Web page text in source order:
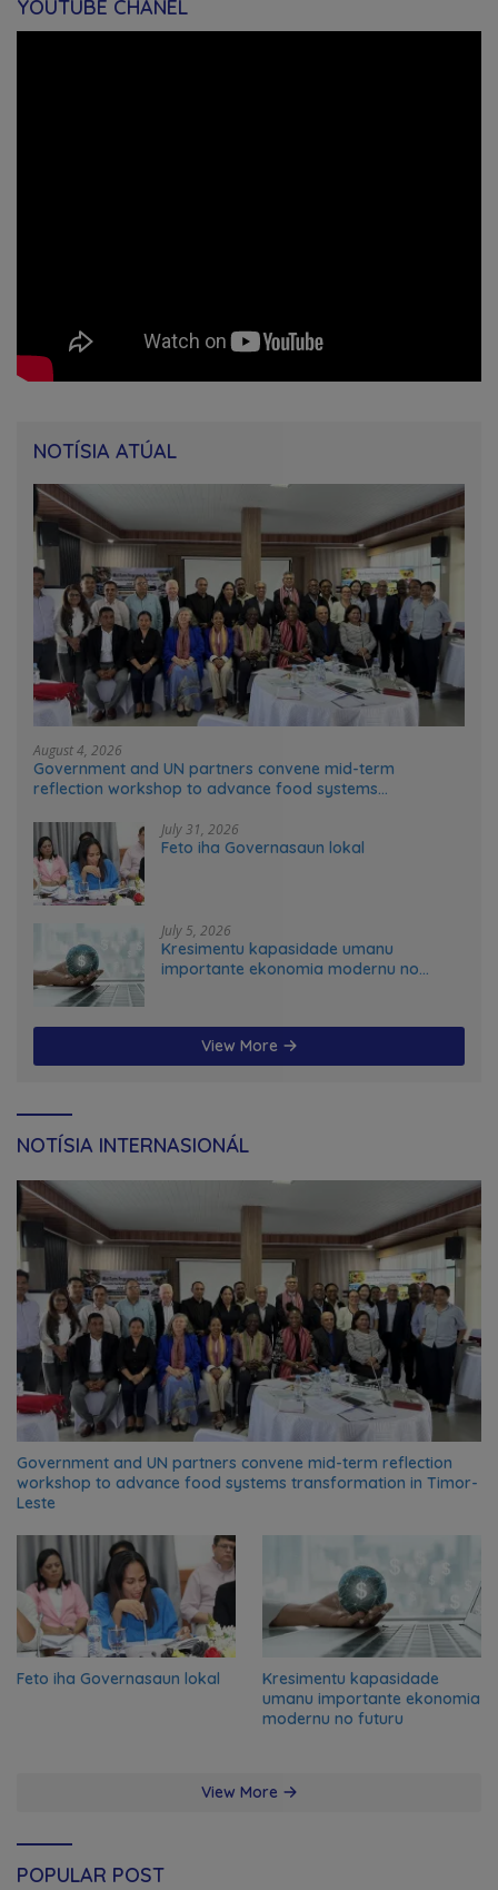
YOUTUBE CHANEL
NOTÍSIA ATÚAL
August 4, 2026
Government and UN partners convene mid-term
reflection workshop to advance food systems
July 31, 2026
Feto iha Governasaun lokal
July 5, 2026
Kresimentu kapasidade umanu
importante ekonomia modernu no
View More
NOTÍSIA INTERNASIONÁL
Government and UN partners convene mid-term reflection
workshop to advance food systems transformation in Timor-
Leste
Feto iha Governasaun lokal
Kresimentu kapasidade
umanu importante ekonomia
modernu no futuru
View More
POPULAR POST